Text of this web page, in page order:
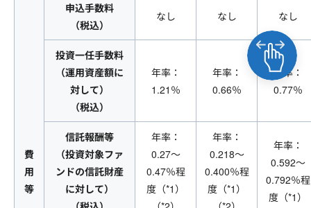
費
用
等
申込手数料
（税込）
なし なし なし
投資一任手数料
（運用資産額に
対して）
（税込）
年率：
1.21％
年率：
0.66％
年率：
0.77％
信託報酬等
（投資対象ファ
ンドの信託財産
に対して）
年率：
0.27～
0.47％程
度（*1）
年率：
0.218～
0.400％程
度（*1）
年率：
0.592～
0.792％程
度（*1）